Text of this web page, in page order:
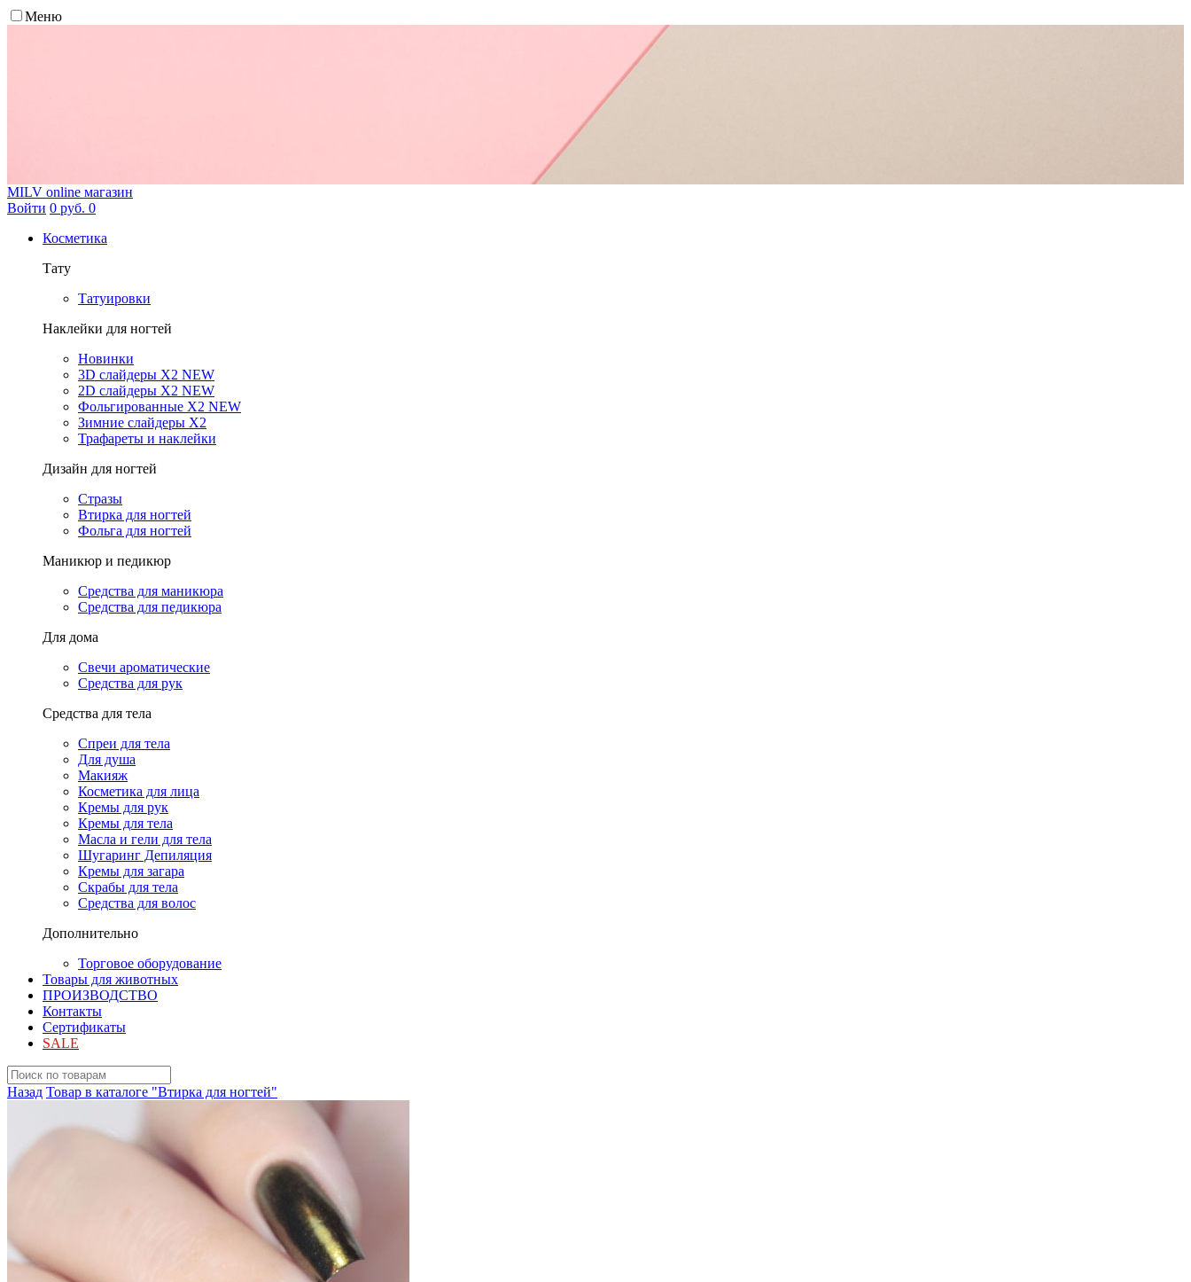
Меню
MILV online магазин
Войти 0 руб. 0
Косметика
Тату
Татуировки
Наклейки для ногтей
Новинки
3D слайдеры X2 NEW
2D слайдеры X2 NEW
Фольгированные X2 NEW
Зимние слайдеры Х2
Трафареты и наклейки
Дизайн для ногтей
Стразы
Втирка для ногтей
Фольга для ногтей
Маникюр и педикюр
Средства для маникюра
Средства для педикюра
Для дома
Свечи ароматические
Средства для рук
Средства для тела
Спреи для тела
Для душа
Макияж
Косметика для лица
Кремы для рук
Кремы для тела
Масла и гели для тела
Шугаринг Депиляция
Кремы для загара
Скрабы для тела
Средства для волос
Дополнительно
Торговое оборудование
Товары для животных
ПРОИЗВОДСТВО
Контакты
Сертификаты
SALE
Назад Товар в каталоге "Втирка для ногтей"